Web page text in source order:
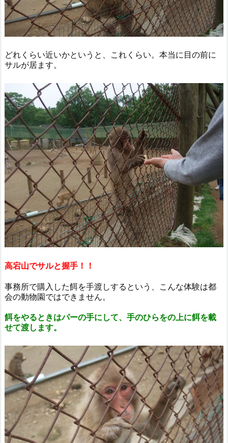
どれくらい近いかというと、これくらい。本当に目の前に
サルが居ます。
高宕山でサルと握手！！
事務所で購入した餌を手渡しするという、こんな体験は都
会の動物園ではできません。
餌をやるときはパーの手にして、手のひらをの上に餌を載
せて渡します。